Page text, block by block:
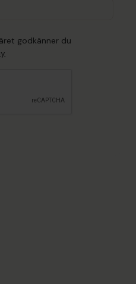
godkänner du